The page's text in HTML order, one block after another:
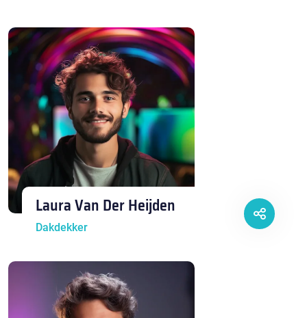
Laura Van Der Heijden
Dakdekker